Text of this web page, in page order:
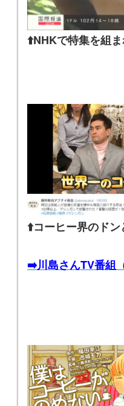
⬆️NHKで特集を組
⬆️コーヒー界のド
➡️川島さんTV番組